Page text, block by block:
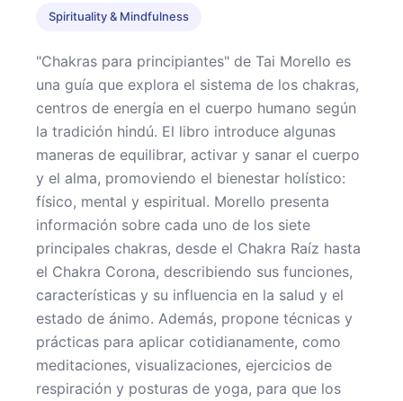
Spirituality & Mindfulness
"Chakras para principiantes" de Tai Morello es
una guía que explora el sistema de los chakras,
centros de energía en el cuerpo humano según
la tradición hindú. El libro introduce algunas
maneras de equilibrar, activar y sanar el cuerpo
y el alma, promoviendo el bienestar holístico:
físico, mental y espiritual. Morello presenta
información sobre cada uno de los siete
principales chakras, desde el Chakra Raíz hasta
el Chakra Corona, describiendo sus funciones,
características y su influencia en la salud y el
estado de ánimo. Además, propone técnicas y
prácticas para aplicar cotidianamente, como
meditaciones, visualizaciones, ejercicios de
respiración y posturas de yoga, para que los